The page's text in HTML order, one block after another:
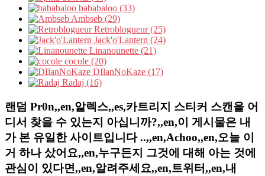
bababaloo (33)
Ambseb (29)
Retroblogueur (25)
Jack'o'Lantern (24)
Linanounette (21)
cocole (20)
DIlanNoKaze (17)
Radaj (16)
랜덤 Pr0n,,en,알렉스,,es,카트리지 스티커 스캔을 어
디서 찾을 수 있는지 아십니까?,,en,이 게시물은 내
가 본 유일한 사이트입니다 ..,,en,Achoo,,en,오늘 이
거 하나 샀어요,,en,누구든지 그것에 대해 아는 것에
관심이 있다면,,en,알려주세요,,en,트위터,,en,내